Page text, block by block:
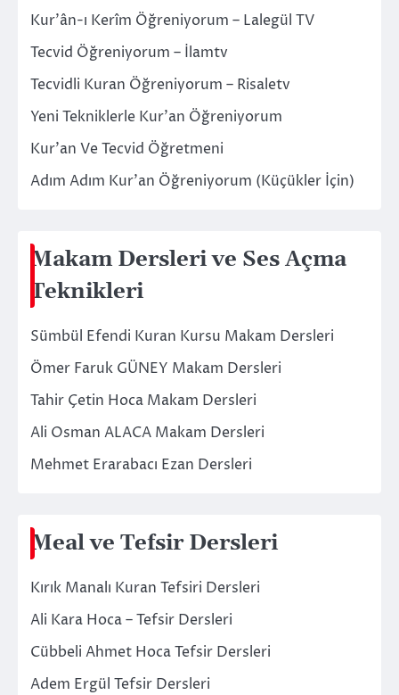
Kur’ân-ı Kerîm Öğreniyorum – Lalegül TV
Tecvid Öğreniyorum – İlamtv
Tecvidli Kuran Öğreniyorum – Risaletv
Yeni Tekniklerle Kur’an Öğreniyorum
Kur’an Ve Tecvid Öğretmeni
Adım Adım Kur’an Öğreniyorum (Küçükler İçin)
Makam Dersleri ve Ses Açma
Teknikleri
Sümbül Efendi Kuran Kursu Makam Dersleri
Ömer Faruk GÜNEY Makam Dersleri
Tahir Çetin Hoca Makam Dersleri
Ali Osman ALACA Makam Dersleri
Mehmet Erarabacı Ezan Dersleri
Meal ve Tefsir Dersleri
Kırık Manalı Kuran Tefsiri Dersleri
Ali Kara Hoca – Tefsir Dersleri
Cübbeli Ahmet Hoca Tefsir Dersleri
Adem Ergül Tefsir Dersleri